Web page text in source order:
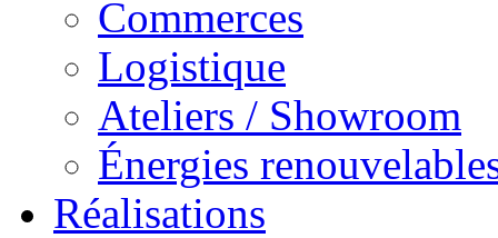
Commerces
Logistique
Ateliers / Showroom
Énergies
Réalisations